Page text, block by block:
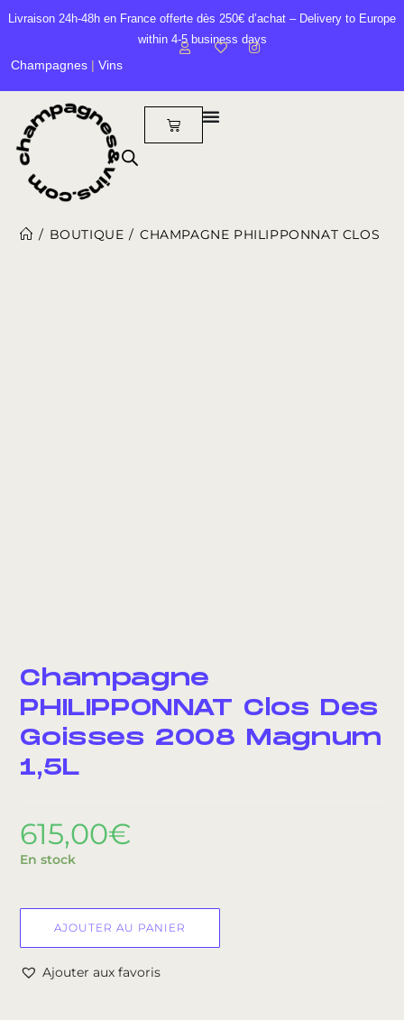
Livraison 24h-48h en France offerte dès 250€ d’achat – Delivery to Europe
within 4-5 business days
Champagnes | Vins
/ BOUTIQUE / CHAMPAGNE PHILIPPONNAT CLOS
Champagne
PHILIPPONNAT Clos Des
Goisses 2008 Magnum
1,5L
615,00€
En stock
AJOUTER AU PANIER
Ajouter aux favoris